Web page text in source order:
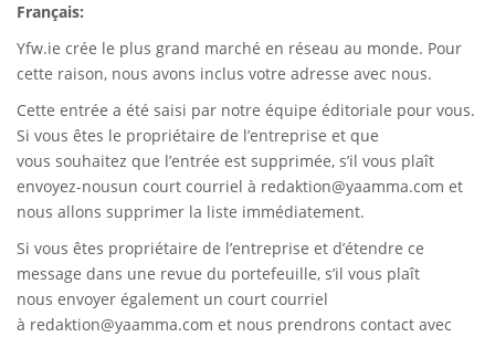
Français:
Yfw.ie crée le plus grand marché en réseau au monde. Pour
cette raison, nous avons inclus votre adresse avec nous.
Cette entrée a été saisi par notre équipe éditoriale pour vous.
Si vous êtes le propriétaire de l’entreprise et que
vous souhaitez que l’entrée est supprimée, s’il vous plaît
envoyez-nousun court courriel à redaktion@yaamma.com et
nous allons supprimer la liste immédiatement.
Si vous êtes propriétaire de l’entreprise et d’étendre ce
message dans une revue du portefeuille, s’il vous plaît
nous envoyer également un court courriel
à redaktion@yaamma.com et nous prendrons contact avec